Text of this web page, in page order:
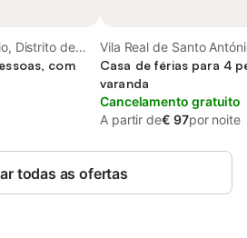
Distrito de
com
Vila Real de Santo
Faro
Casa de férias para 4
varanda
Cancelamento gratuito
A partir de€ 97por noite
todas as ofertas